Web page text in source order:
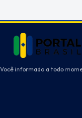
Você informado a todo